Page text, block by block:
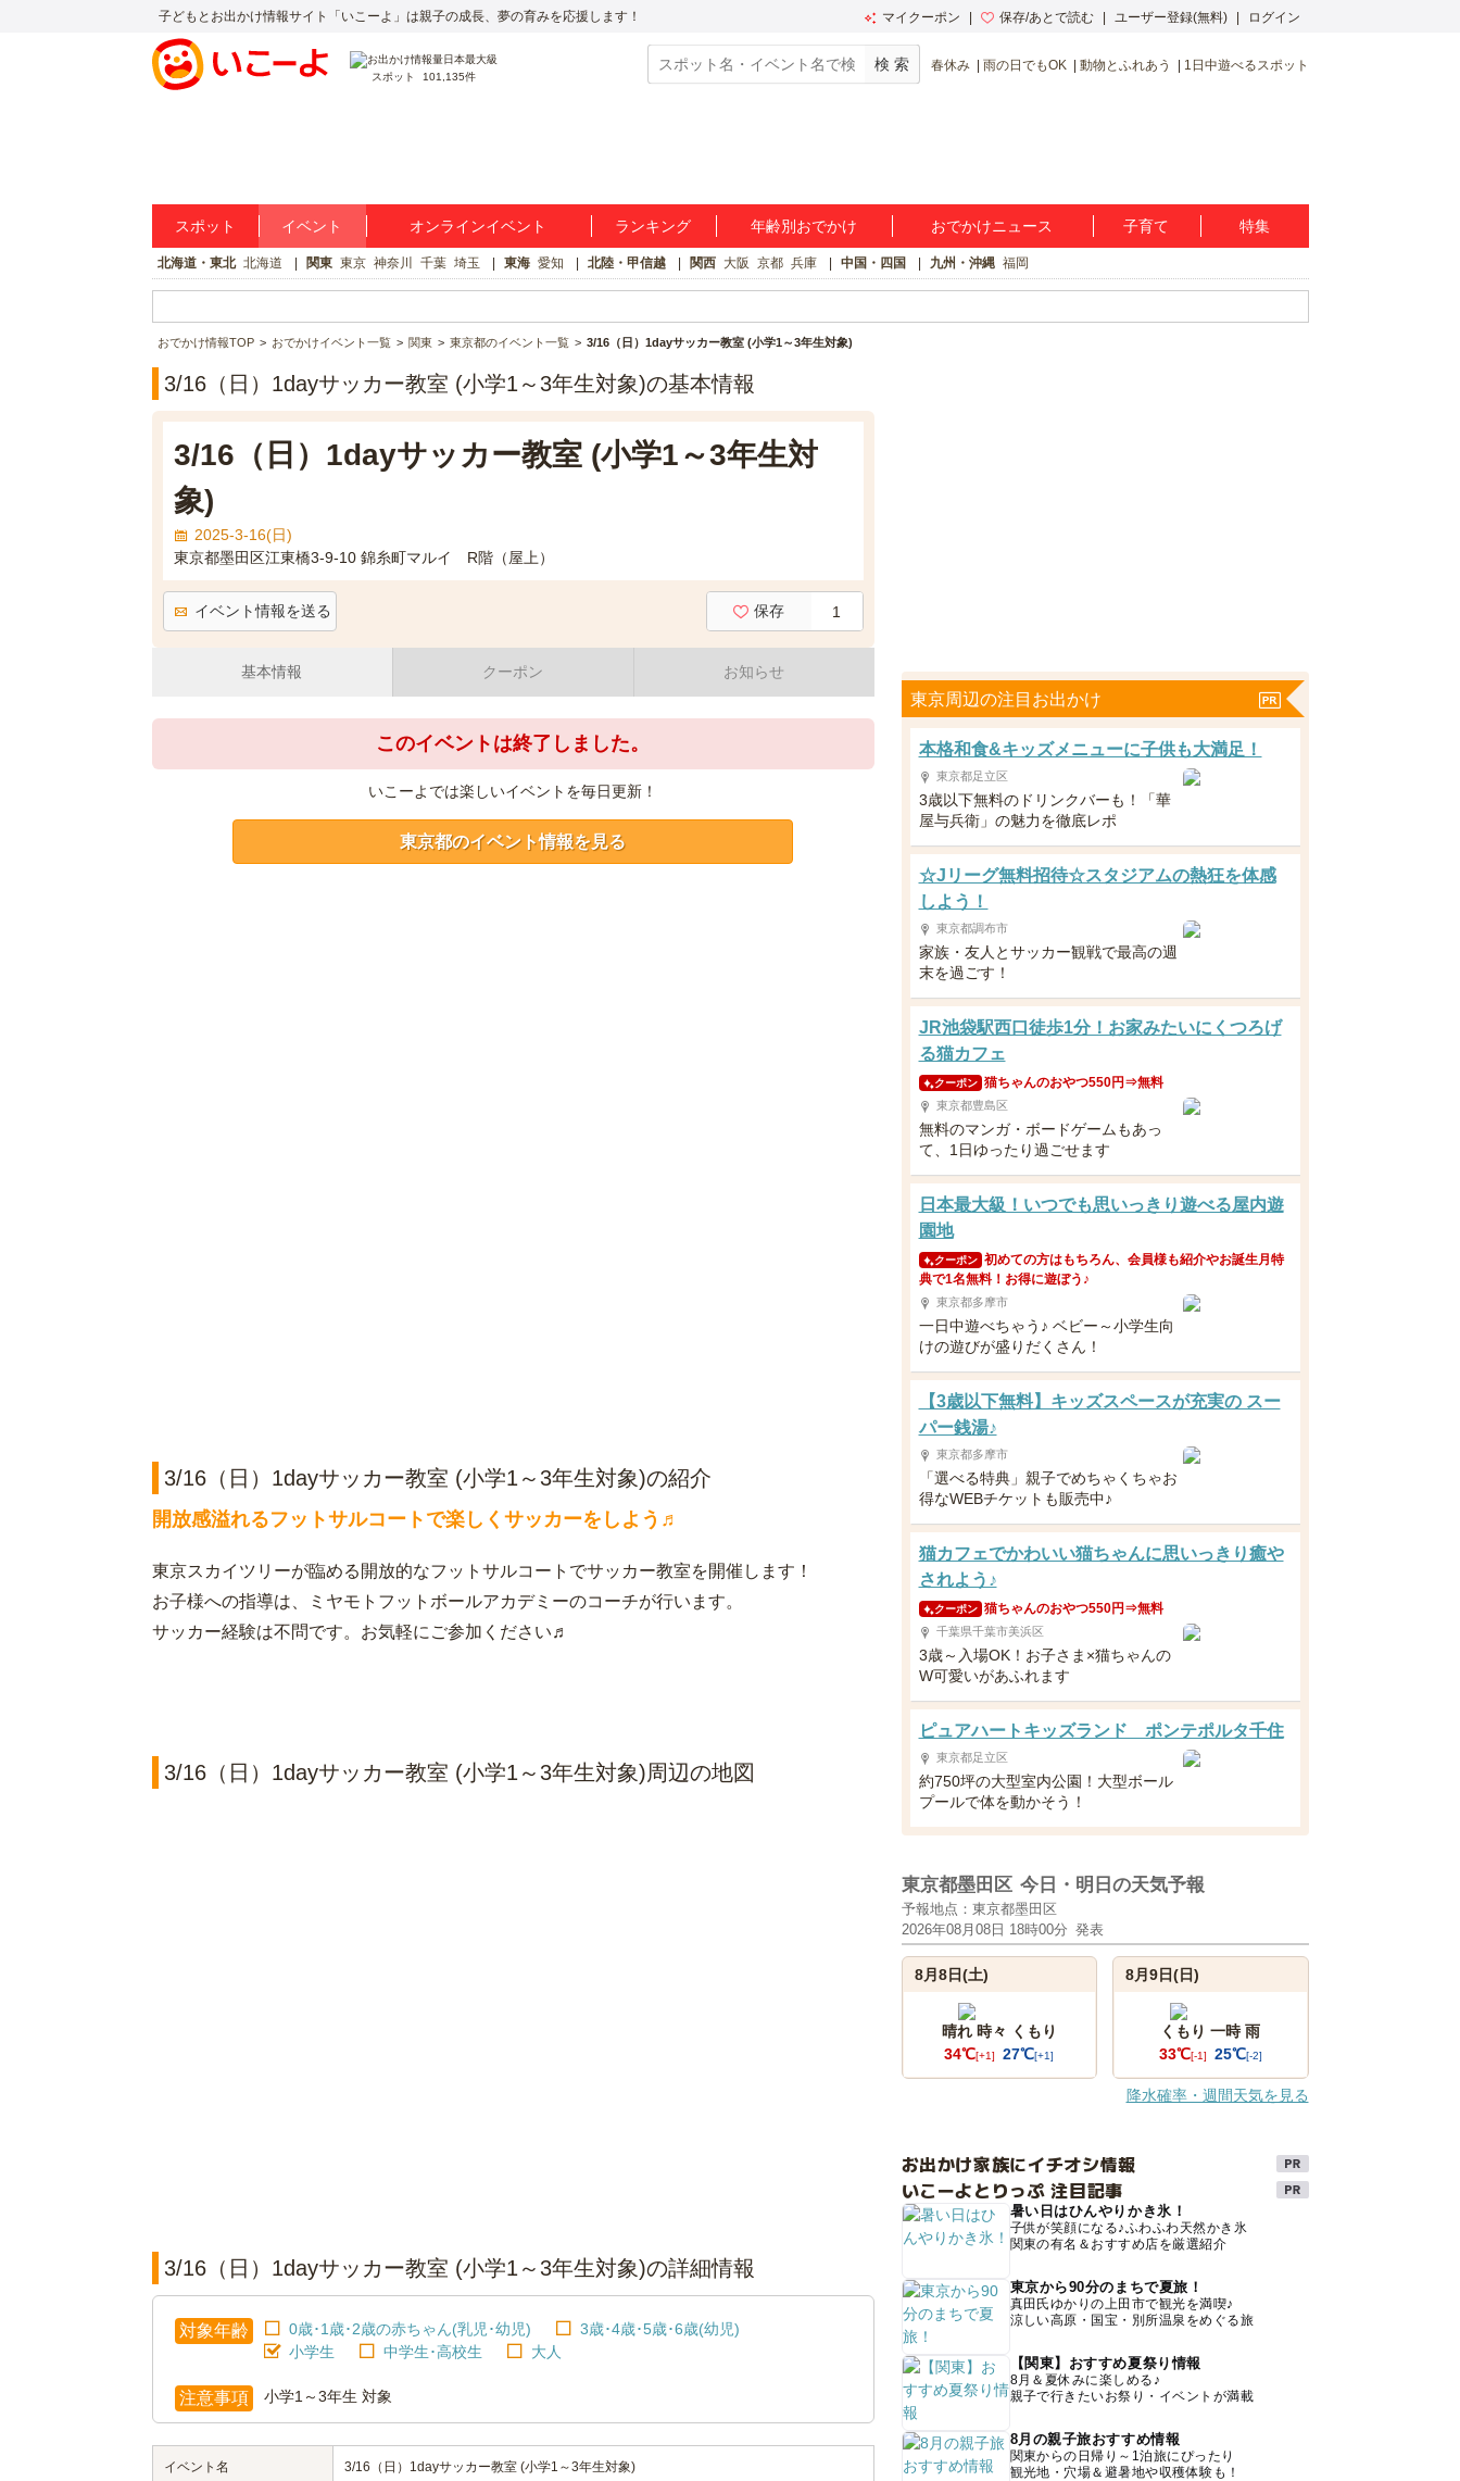
子どもとお出かけ情報サイト「いこーよ」は親子の成長、夢の育みを応援します！ マイクーポン 保存/あとで読む ユーザー登録(無料) ログイン
スポット 101,135件
春休み 雨の日でもOK 動物とふれあう 1日中遊べるスポット
スポット イベント オンラインイベント ランキング 年齢別おでかけ おでかけニュース 子育て 特集
北海道・東北 北海道 関東 東京 神奈川 千葉 埼玉 東海 愛知 北陸・甲信越 関西 大阪 京都 兵庫 中国・四国 九州・沖縄 福岡
おでかけ情報TOP おでかけイベント一覧 関東 東京都のイベント一覧 3/16（日）1dayサッカー教室 (小学1～3年生対象)
3/16（日）1dayサッカー教室 (小学1～3年生対象)の基本情報
3/16（日）1dayサッカー教室 (小学1～3年生対
象)
2025-3-16(日)
東京都墨田区江東橋3-9-10 錦糸町マルイ R階（屋上）
イベント情報を送る 保存 1
基本情報 クーポン お知らせ
このイベントは終了しました。
いこーよでは楽しいイベントを毎日更新！
東京都のイベント情報を見る
3/16（日）1dayサッカー教室 (小学1～3年生対象)の紹介
開放感溢れるフットサルコートで楽しくサッカーをしよう♬
東京スカイツリーが臨める開放的なフットサルコートでサッカー教室を開催します！
お子様への指導は、ミヤモトフットボールアカデミーのコーチが行います。
サッカー経験は不問です。お気軽にご参加ください♬
3/16（日）1dayサッカー教室 (小学1～3年生対象)周辺の地図
3/16（日）1dayサッカー教室 (小学1～3年生対象)の詳細情報
対象年齢 0歳･1歳･2歳の赤ちゃん(乳児･幼児)
3歳･4歳･5歳･6歳(幼児)
小学生
中学生･高校生 大人
注意事項 小学1～3年生 対象
イベント名 3/16（日）1dayサッカー教室 (小学1～3年生対象)
東京周辺の注目お出かけ
本格和食&キッズメニューに子供も大満足！
東京都足立区
3歳以下無料のドリンクバーも！「華
屋与兵衛」の魅力を徹底レポ
☆Jリーグ無料招待☆スタジアムの熱狂を体感
しよう！
東京都調布市
家族・友人とサッカー観戦で最高の週
末を過ごす！
JR池袋駅西口徒歩1分！お家みたいにくつろげ
る猫カフェ
クーポン 猫ちゃんのおやつ550円⇒無料
東京都豊島区
無料のマンガ・ボードゲームもあっ
て、1日ゆったり過ごせます
日本最大級！いつでも思いっきり遊べる屋内遊
園地
クーポン 初めての方はもちろん、会員様も紹介やお誕生月特
典で1名無料！お得に遊ぼう♪
東京都多摩市
一日中遊べちゃう♪ ベビー～小学生向
けの遊びが盛りだくさん！
【3歳以下無料】キッズスペースが充実の スー
パー銭湯♪
東京都多摩市
「選べる特典」親子でめちゃくちゃお
得なWEBチケットも販売中♪
猫カフェでかわいい猫ちゃんに思いっきり癒や
されよう♪
クーポン 猫ちゃんのおやつ550円⇒無料
千葉県千葉市美浜区
3歳～入場OK！お子さま×猫ちゃんの
W可愛いがあふれます
ピュアハートキッズランド ポンテポルタ千住
東京都足立区
約750坪の大型室内公園！大型ボール
プールで体を動かそう！
東京都墨田区 今日・明日の天気予報
予報地点：東京都墨田区
2026年08月08日 18時00分 発表
8月8日(土)
晴れ 時々 くもり
34℃[+1] 27℃[+1]
8月9日(日)
くもり 一時 雨
33℃[-1] 25℃[-2]
降水確率・週間天気を見る
お出かけ家族にイチオシ情報
いこーよとりっぷ 注目記事
暑い日はひんやりかき氷！
子供が笑顔になる♪ふわふわ天然かき氷
関東の有名＆おすすめ店を厳選紹介
東京から90分のまちで夏旅！
真田氏ゆかりの上田市で観光を満喫♪
涼しい高原・国宝・別所温泉をめぐる旅
【関東】おすすめ夏祭り情報
8月＆夏休みに楽しめる♪
親子で行きたいお祭り・イベントが満載
8月の親子旅おすすめ情報
関東からの日帰り～1泊旅にぴったり
観光地・穴場＆避暑地や収穫体験も！